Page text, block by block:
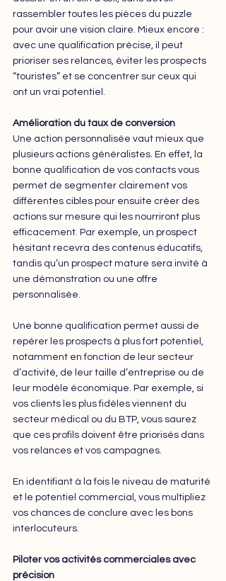
rassembler toutes les pièces du puzzle
pour avoir une vision claire. Mieux encore :
avec une qualification précise, il peut
prioriser ses relances, éviter les prospects
“touristes” et se concentrer sur ceux qui
ont un vrai potentiel.
Amélioration du taux de conversion
Une action personnalisée vaut mieux que
plusieurs actions généralistes. En effet, la
bonne qualification de vos contacts vous
permet de segmenter clairement vos
différentes cibles pour ensuite créer des
actions sur mesure qui les nourriront plus
efficacement. Par exemple, un prospect
hésitant recevra des contenus éducatifs,
tandis qu’un prospect mature sera invité à
une démonstration ou une offre
personnalisée.
Une bonne qualification permet aussi de
repérer les prospects à plus fort potentiel,
notamment en fonction de leur secteur
d’activité, de leur taille d’entreprise ou de
leur modèle économique. Par exemple, si
vos clients les plus fidèles viennent du
secteur médical ou du BTP, vous saurez
que ces profils doivent être priorisés dans
vos relances et vos campagnes.
En identifiant à la fois le niveau de maturité
et le potentiel commercial, vous multipliez
vos chances de conclure avec les bons
interlocuteurs.
Piloter vos activités commerciales avec
précision